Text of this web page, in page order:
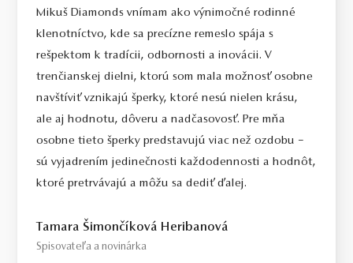
Mikuš Diamonds vnímam ako výnimočné rodinné
klenotníctvo, kde sa precízne remeslo spája s
rešpektom k tradícii, odbornosti a inovácii. V
trenčianskej dielni, ktorú som mala možnosť osobne
navštíviť vznikajú šperky, ktoré nesú nielen krásu,
ale aj hodnotu, dôveru a nadčasovosť. Pre mňa
osobne tieto šperky predstavujú viac než ozdobu –
sú vyjadrením jedinečnosti každodennosti a hodnôt,
ktoré pretrvávajú a môžu sa dediť ďalej.
Tamara Šimončíková Heribanová
Spisovateľa a novinárka